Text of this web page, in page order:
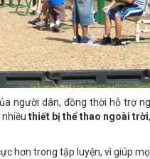
người dân, đồng thời hỗ trợ
thiết bị thể thao ngoài trời
hơn trong tập luyện, vì giúp